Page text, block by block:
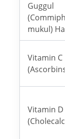
Guggul
mukul)
Vitamin C
Vitamin D